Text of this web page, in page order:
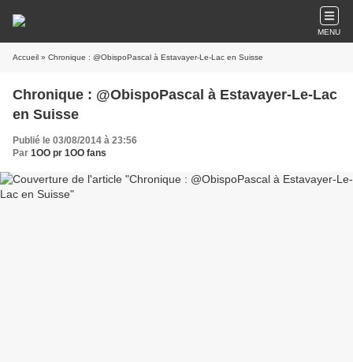
MENU
Accueil » Chronique : @ObispoPascal à Estavayer-Le-Lac en Suisse
Chronique : @ObispoPascal à Estavayer-Le-Lac
en Suisse
Publié le 03/08/2014 à 23:56
Par 1OO pr 1OO fans